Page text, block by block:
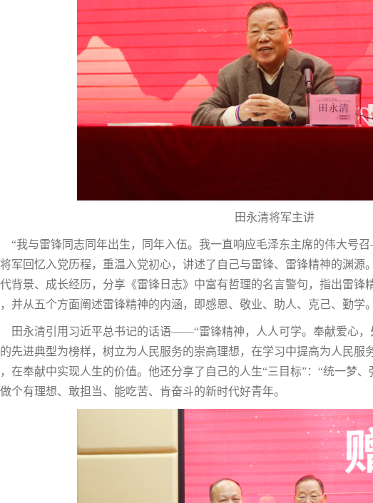
田永清将军主讲
“我与雷锋同志同年出生，同年入伍。我一直响应毛泽东主席的伟大号
军回忆入党历程，重温入党初心，讲述了自己与雷锋、雷锋精神的渊源
背景、成长经历，分享《雷锋日志》中富有哲理的名言警句，指出雷锋
并从五个方面阐述雷锋精神的内涵，即感恩、敬业、助人、克己、勤学。
田永清引用习近平总书记的话语——“雷锋精神，人人可学。奉献爱心，
先进典型为榜样，树立为人民服务的崇高理想，在学习中提高为人民服
在奉献中实现人生的价值。他还分享了自己的人生“三目标”：“统一梦
个有理想、敢担当、能吃苦、肯奋斗的新时代好青年。